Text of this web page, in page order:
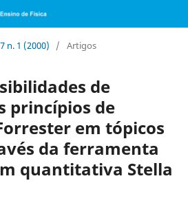
n. 1 (2000) / Artigos
de
princípios de
em tópicos
da ferramenta
quantitativa Stella